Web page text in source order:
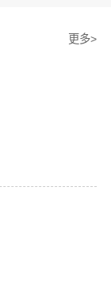
更多>